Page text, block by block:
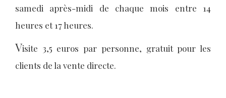
samedi après-midi de chaque mois entre 14
heures et 17 heures.
Visite 3,5 euros par personne, gratuit pour les
clients de la vente directe.